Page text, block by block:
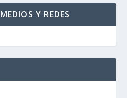
Y REDES